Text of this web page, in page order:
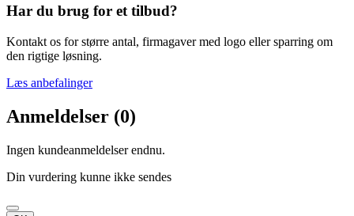
Har du brug for et tilbud?
Kontakt os for større antal, firmagaver med logo eller sparring om
den rigtige løsning.
Læs anbefalinger
Anmeldelser (0)
Ingen kundeanmeldelser endnu.
Din vurdering kunne ikke sendes